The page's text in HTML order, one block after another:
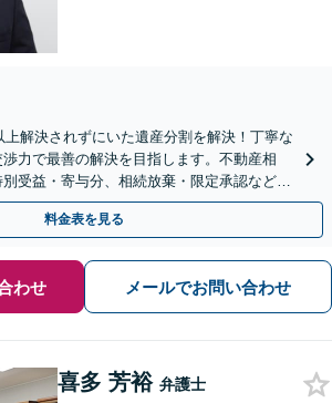
上解決されずにいた遺産分割を解決！丁寧な
力で最善の解決を目指します。不動産相
受益・寄与分、相続放棄・限定承認など実
せください。【初回面談無料】
料金表を見る
わせ メールでお問い合わせ
喜多 芳裕 弁護士